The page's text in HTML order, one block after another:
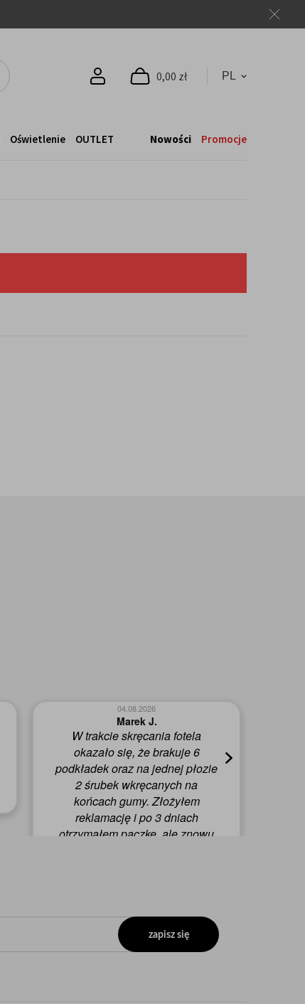
0,00 zł
Nowości Promocje
Oświetlenie OUTLET
04.08.2026
W trakcie skręcania fotela
okazało się, że brakuje 6
podkładek oraz na jednej płozie
2 śrubek wkręcanych na
końcach gumy. Złożyłem
reklamację i po 3 dniach
otrzymałem paczkę, ale znowu
otrzymałem przesyłkę, w której
wreszcie znalazły się brakujące
śrubki.
Marek J.
zapisz się